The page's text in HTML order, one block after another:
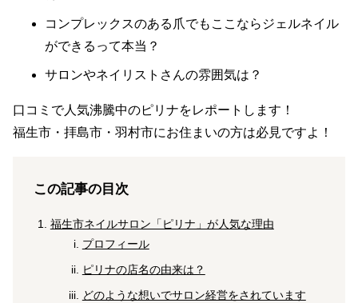
コンプレックスのある爪でもここならジェルネイル
ができるって本当？
サロンやネイリストさんの雰囲気は？
口コミで人気沸騰中のピリナをレポートします！
福生市・拝島市・羽村市にお住まいの方は必見ですよ！
この記事の目次
福生市ネイルサロン「ピリナ」が人気な理由
プロフィール
ピリナの店名の由来は？
どのような想いでサロン経営をされています